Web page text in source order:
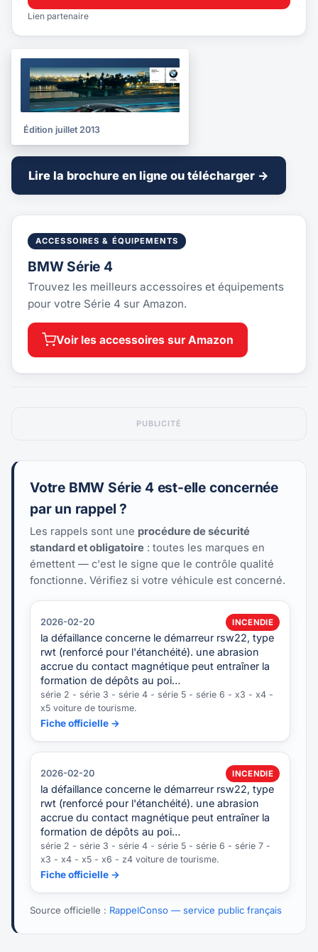
Lien partenaire
BROCHURE
2013
Édition juillet 2013
Lire la brochure en ligne ou télécharger →
ACCESSOIRES & ÉQUIPEMENTS
BMW Série 4
Trouvez les meilleurs accessoires et équipements
pour votre Série 4 sur Amazon.
Voir les accessoires sur Amazon
PUBLICITÉ
Votre BMW Série 4 est-elle concernée
par un rappel ?
Les rappels sont une procédure de sécurité
standard et obligatoire : toutes les marques en
émettent — c'est le signe que le contrôle qualité
fonctionne. Vérifiez si votre véhicule est concerné.
2026-02-20 INCENDIE
la défaillance concerne le démarreur rsw22, type
rwt (renforcé pour l'étanchéité). une abrasion
accrue du contact magnétique peut entraîner la
formation de dépôts au poi…
série 2 - série 3 - série 4 - série 5 - série 6 - x3 - x4 -
x5 voiture de tourisme.
Fiche officielle →
2026-02-20 INCENDIE
la défaillance concerne le démarreur rsw22, type
rwt (renforcé pour l'étanchéité). une abrasion
accrue du contact magnétique peut entraîner la
formation de dépôts au poi…
série 2 - série 3 - série 4 - série 5 - série 6 - série 7 -
x3 - x4 - x5 - x6 - z4 voiture de tourisme.
Fiche officielle →
Source officielle : RappelConso — service public français